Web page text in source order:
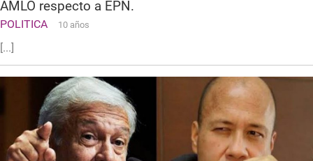
AMLO respecto a EPN.
POLITICA 10 años
[...]